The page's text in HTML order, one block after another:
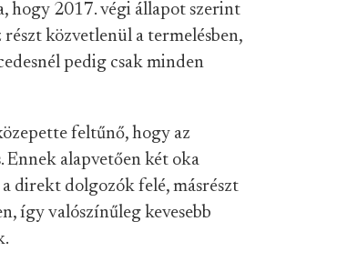
hogy 2017. végi állapot szerint
közvetlenül a termelésben,
pedig csak minden
feltűnő, hogy az
Ennek alapvetően két oka
direkt dolgozók felé, másrészt
így valószínűleg kevesebb